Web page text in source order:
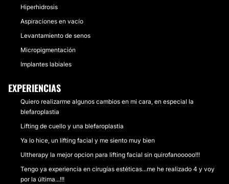
Hiperhidrosis
Aspiraciones en vacío
Levantamiento de senos
Micropigmentación
Implantes labiales
EXPERIENCIAS
Quiero realizarme algunos cambios en mi cara, en especial la
blefaroplastia
Lifting de cuello y una blefaroplastia
Ya lo hice, un lifting facial y me siento muy bien
Ultherapy la mejor opcion para lifting facial sin quirofanooooo!!!
Tengo ya experiencia en cirugías estéticas...me he realizado 4 y voy
por la última...!!!